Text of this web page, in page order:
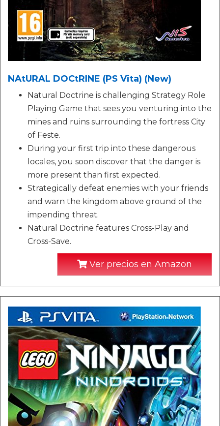
NAtURAL DOCtRINE (PS Vita) (New)
Natural Doctrine is challenging Strategy Role
Playing Game that sees you venturing into the
mines and ruins surrounding the fortress City
of Feste.
During your first trip into these dangerous
locales, you soon discover that the danger is
more present than first expected.
Strategically defeat enemies with your friends
and warn the kingdom above ground of the
impending threat.
Natural Doctrine features Cross-Play and
Cross-Save.
Ver precios en Amazon